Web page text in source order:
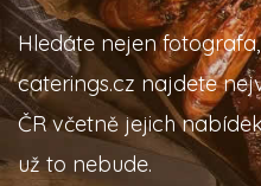
Hledáte nejen
caterings.cz najdete
ČR včetně jejich
už to nebude.